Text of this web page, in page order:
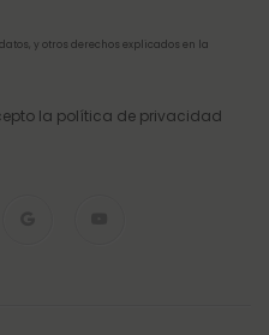
y otros derechos explicados en la
la política de privacidad